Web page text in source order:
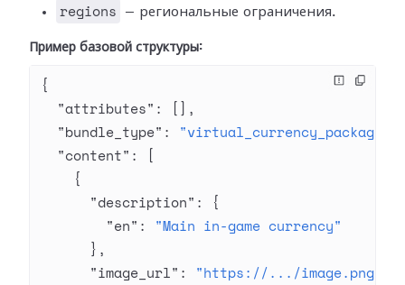
regions — региональные ограничения.
Пример базовой структуры:
{
  "attributes"
: [],
  "bundle_type"
: "virtual_currency_package"
  "content"
: [
    {
      "description"
: {
        "en"
: "Main in-game currency"
      },
      "image_url"
: "https://.../image.png"